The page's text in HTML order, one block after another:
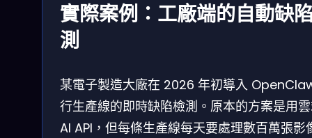
實際案例：工廠端的自動缺
測
某電子製造大廠在 2026 年初導入
行生產線的即時缺陷檢測。原本的方案是用
AI API，但每條生產線每天要處理數百萬張影